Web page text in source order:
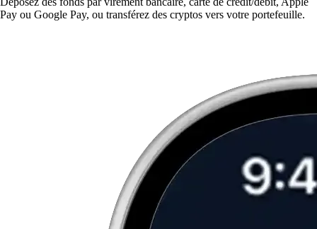
Pay ou Google Pay, ou transférez des cryptos vers votre portefeuille.